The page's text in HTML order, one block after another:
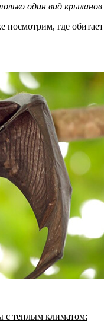
один вид
посмотрим, где обитает
с теплым климатом: